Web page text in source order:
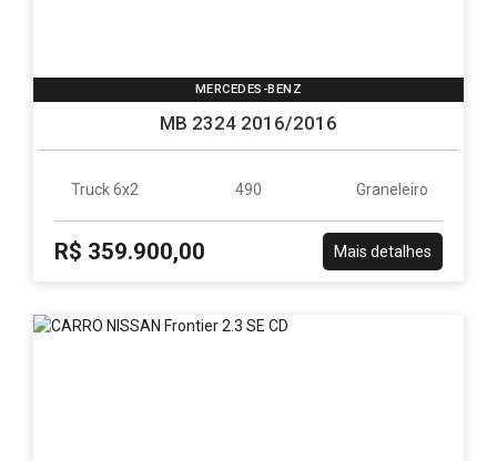
MERCEDES-BENZ
MB 2324 2016/2016
Truck 6x2 490 Graneleiro
R$ 359.900,00 Mais detalhes